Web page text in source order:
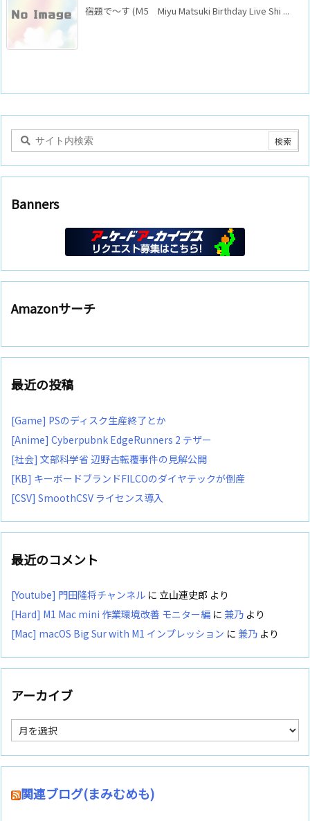
宿題で～す (Ｍ5 Miyu Matsuki Birthday Live Shi ...
Banners
Amazonサーチ
最近の投稿
[Game] PSのディスク生産終了とか
[Anime] Cyberpubnk EdgeRunners 2 テザー
[社会] 文部科学省 辺野古転覆事件の見解公開
[KB] キーボードブランドFILCOのダイヤテックが倒産
[CSV] SmoothCSV ライセンス導入
最近のコメント
[Youtube] 門田隆将チャンネル に 立山連史郎 より
[Hard] M1 Mac mini 作業環境改善 モニター編 に 兼乃 より
[Mac] macOS Big Sur with M1 インプレッション に 兼乃 より
アーカイブ
ア
ー
カ
イ
関連ブログ(まみむめも)